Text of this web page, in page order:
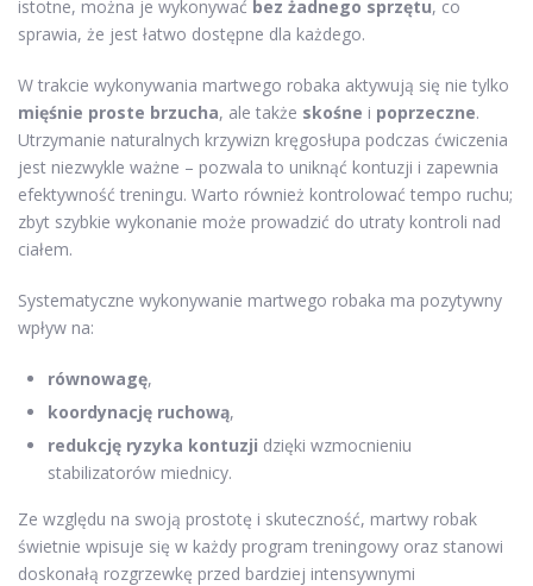
istotne, można je wykonywać bez żadnego sprzętu, co
sprawia, że jest łatwo dostępne dla każdego.
W trakcie wykonywania martwego robaka aktywują się nie tylko
mięśnie proste brzucha, ale także skośne i poprzeczne.
Utrzymanie naturalnych krzywizn kręgosłupa podczas ćwiczenia
jest niezwykle ważne – pozwala to uniknąć kontuzji i zapewnia
efektywność treningu. Warto również kontrolować tempo ruchu;
zbyt szybkie wykonanie może prowadzić do utraty kontroli nad
ciałem.
Systematyczne wykonywanie martwego robaka ma pozytywny
wpływ na:
równowagę,
koordynację ruchową,
redukcję ryzyka kontuzji dzięki wzmocnieniu
stabilizatorów miednicy.
Ze względu na swoją prostotę i skuteczność, martwy robak
świetnie wpisuje się w każdy program treningowy oraz stanowi
doskonałą rozgrzewkę przed bardziej intensywnymi